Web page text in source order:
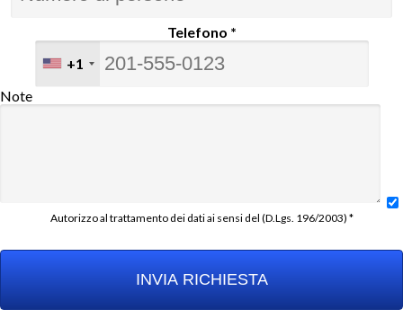
Telefono *
+1
Note
Autorizzo al trattamento dei dati ai sensi del (D.Lgs. 196/2003) *